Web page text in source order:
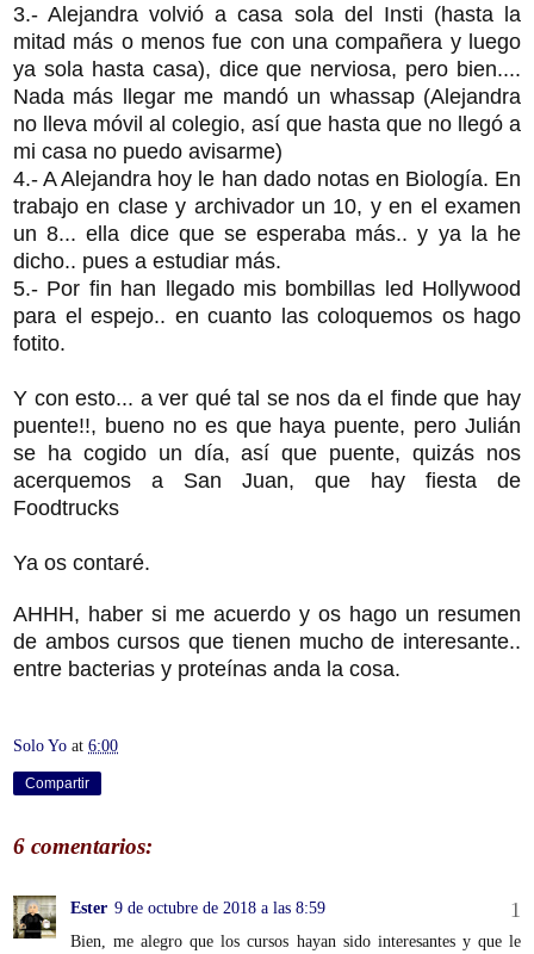
3.- Alejandra volvió a casa sola del Insti (hasta la
mitad más o menos fue con una compañera y luego
ya sola hasta casa), dice que nerviosa, pero bien....
Nada más llegar me mandó un whassap (Alejandra
no lleva móvil al colegio, así que hasta que no llegó a
mi casa no puedo avisarme)
4.- A Alejandra hoy le han dado notas en Biología. En
trabajo en clase y archivador un 10, y en el examen
un 8... ella dice que se esperaba más.. y ya la he
dicho.. pues a estudiar más.
5.- Por fin han llegado mis bombillas led Hollywood
para el espejo.. en cuanto las coloquemos os hago
fotito.
Y con esto... a ver qué tal se nos da el finde que hay
puente!!, bueno no es que haya puente, pero Julián
se ha cogido un día, así que puente, quizás nos
acerquemos a San Juan, que hay fiesta de
Foodtrucks
Ya os contaré.
AHHH, haber si me acuerdo y os hago un resumen
de ambos cursos que tienen mucho de interesante..
entre bacterias y proteínas anda la cosa.
Solo Yo at 6:00
Compartir
6 comentarios:
Ester 9 de octubre de 2018 a las 8:59
Bien, me alegro que los cursos hayan sido interesantes y que le